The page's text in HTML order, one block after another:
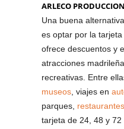
ARLECO
Una buena
es optar por la
ofrece descuentos y
atracciones
recreativas. Entre
museos , viajes en
parques, restaurantes
tarjeta de 24, 48 y